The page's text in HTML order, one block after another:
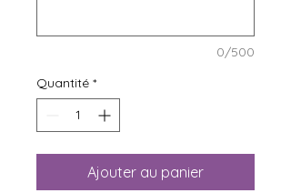
0/500
Quantité *
Ajouter au panier